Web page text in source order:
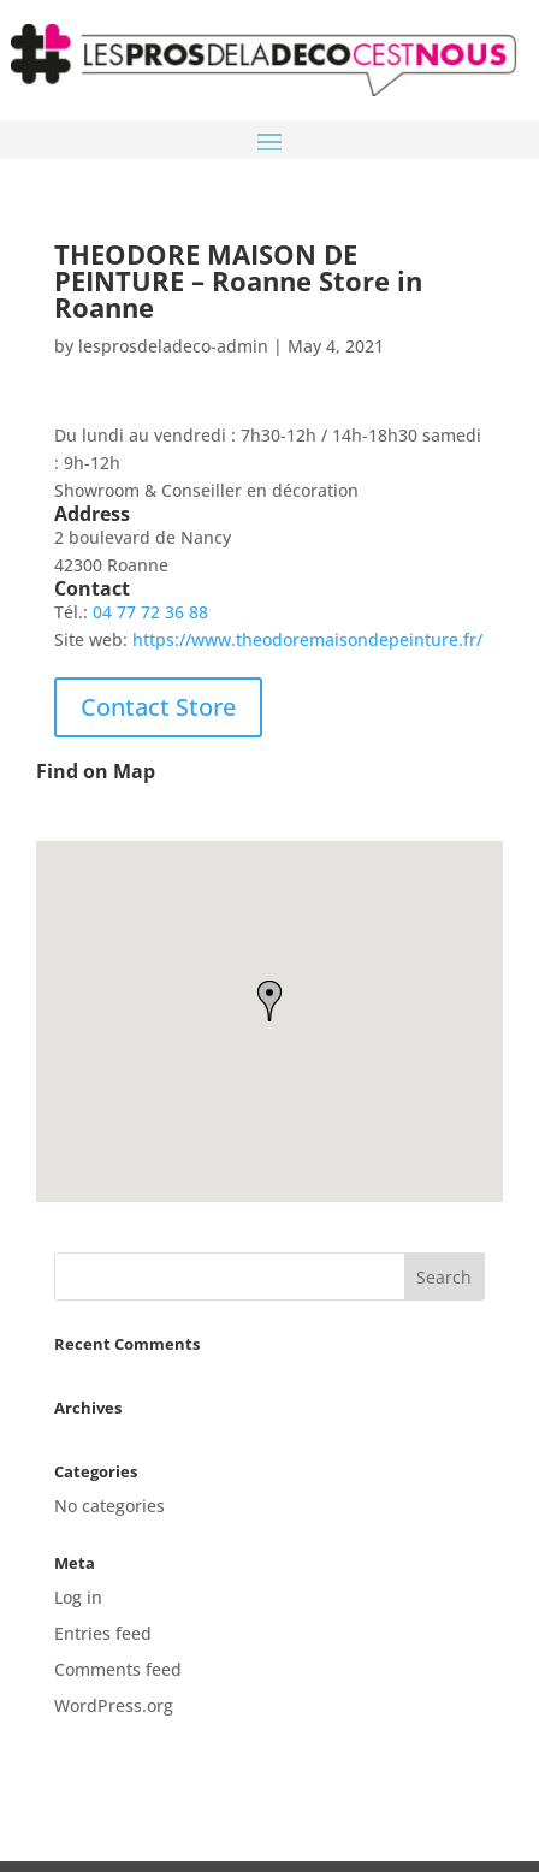
THEODORE MAISON DE
PEINTURE – Roanne Store in
Roanne
by lesprosdeladeco-admin | May 4, 2021
Du lundi au vendredi : 7h30-12h / 14h-18h30 samedi
: 9h-12h
Showroom & Conseiller en décoration
Address
2 boulevard de Nancy
42300 Roanne
Contact
Tél.: 04 77 72 36 88
Site web: https://www.theodoremaisondepeinture.fr/
Contact Store
Find on Map
Recent Comments
Archives
Categories
No categories
Meta
Log in
Entries feed
Comments feed
WordPress.org